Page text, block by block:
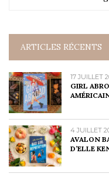
ARTICLES RÉCENTS
17 JUILLET
GIRL
4 JUILLET
AVALON
D’ELLE